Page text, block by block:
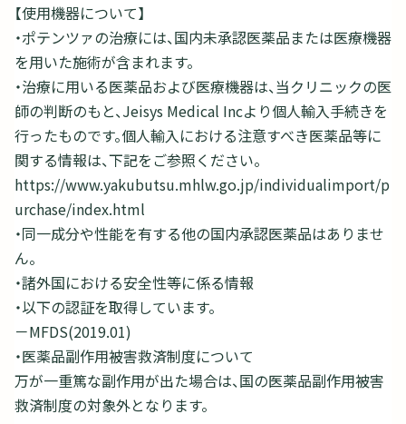
【使用機器について】
・ポテンツァの治療には、国内未承認医薬品または医療機器
を用いた施術が含まれます。
・治療に用いる医薬品および医療機器は、当クリニックの医
師の判断のもと、Jeisys Medical Incより個人輸入手続きを
行ったものです。個人輸入における注意すべき医薬品等に
関する情報は、下記をご参照ください。
https://www.yakubutsu.mhlw.go.jp/individualimport/p
urchase/index.html
・同一成分や性能を有する他の国内承認医薬品はありませ
ん。
・諸外国における安全性等に係る情報
・以下の認証を取得しています。
－MFDS(2019.01)
・医薬品副作用被害救済制度について
万が一重篤な副作用が出た場合は、国の医薬品副作用被害
救済制度の対象外となります。